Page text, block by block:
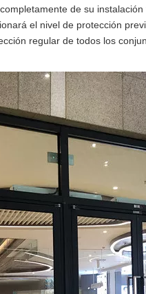
de su
el nivel de protección
regular de todos los